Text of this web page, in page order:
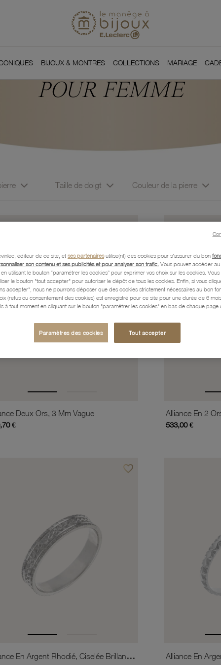
BIJOUX & MONTRES COLLECTIONS MARIAGE
POUR FEMME
Taille de doigt Couleur de la pierre
Deux Ors, 3 Mm Vague
€
Alliance En 2
533,00 €
favorite_borderAjouter à vos favoris
Alliance En Argent Rhodié, Ciselée Brillante, 4mm
éditeur de ce site, et ses partenairesutilise(nt) des cookies pour s'assurer du bon
son contenu et ses publicités et pour analyser son trafic. Vous pouvez accéder
utilisant le bouton “paramétrer les cookies” pour exprimer vos choix sur les cookies. Vous
le bouton "tout accepter" pour autoriser le dépôt de tous les cookies. Enfin, si vous
accepter", nous ne pourrons déposer que des cookies strictement nécessaires au bon
(refus ou consentement des cookies) est enregistré pour ce site pour une durée de 6
à tout moment en cliquant sur le bouton "paramétrer les cookies" en bas de chaque page
Paramètres des cookies Tout accepter